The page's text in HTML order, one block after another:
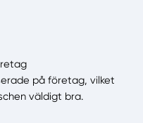
på företag, vilket
väldigt bra.